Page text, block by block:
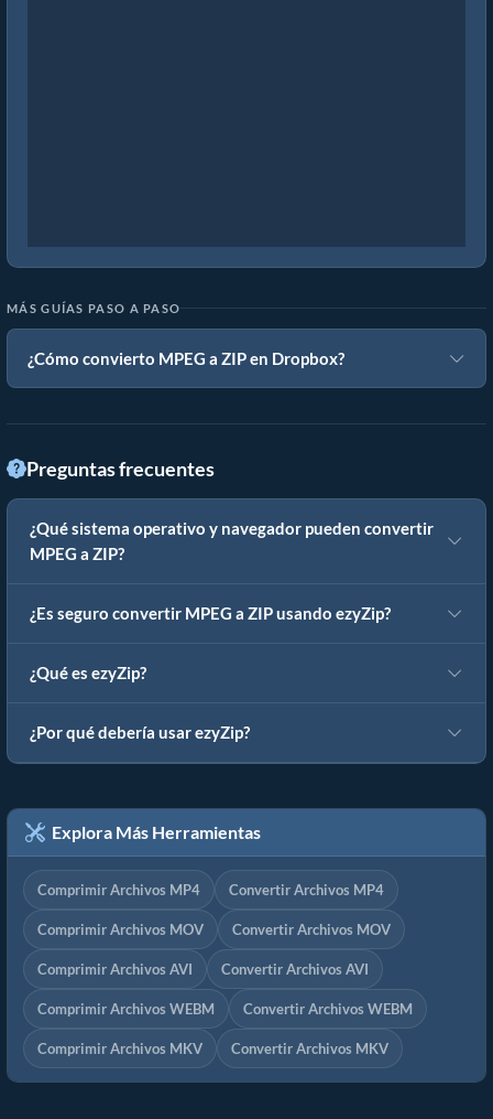
MÁS GUÍAS PASO A PASO
¿Cómo convierto MPEG a ZIP en Dropbox?
Preguntas frecuentes
¿Qué sistema operativo y navegador pueden convertir
MPEG a ZIP?
¿Es seguro convertir MPEG a ZIP usando ezyZip?
¿Qué es ezyZip?
¿Por qué debería usar ezyZip?
Explora Más Herramientas
Comprimir Archivos MP4 Convertir Archivos MP4
Comprimir Archivos MOV Convertir Archivos MOV
Comprimir Archivos AVI Convertir Archivos AVI
Comprimir Archivos WEBM Convertir Archivos WEBM
Comprimir Archivos MKV Convertir Archivos MKV